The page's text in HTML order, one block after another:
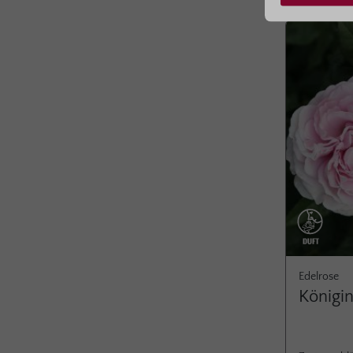
mit
Magnolie
Hauch
verleiht
runden
der Basis
floralen,
Basis.
abends
Edelrose